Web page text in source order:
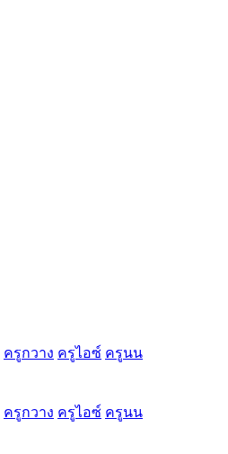
ครูกวาง ครูไอซ์ ครูนน
ครูกวาง ครูไอซ์ ครูนน